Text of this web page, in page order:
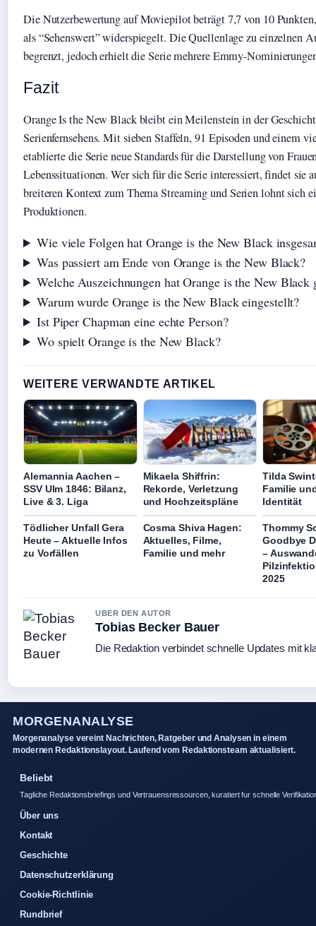
Die Nutzerbewertung auf Moviepilot beträgt 7,7 von 10
als “Sehenswert” widerspiegelt. Die Quellenlage zu einzelnen
begrenzt, jedoch erhielt die Serie mehrere Emmy-
Fazit
Orange Is the New Black bleibt ein Meilenstein in der
Serienfernsehens. Mit sieben Staffeln, 91 Episoden und einem
etablierte die Serie neue Standards für die Darstellung von
Lebenssituationen. Wer sich für die Serie interessiert, findet sie
breiteren Kontext zum Thema Streaming und Serien lohnt sich
Produktionen.
Wie viele Folgen hat Orange is the New Black
Was passiert am Ende von Orange is the New Black?
Welche Auszeichnungen hat Orange is the New Black
Warum wurde Orange is the New Black eingestellt?
Ist Piper Chapman eine echte Person?
Wo spielt Orange is the New Black?
WEITERE VERWANDTE ARTIKEL
Alemannia Aachen –
SSV Ulm 1846: Bilanz,
Live & 3. Liga
Mikaela Shiffrin:
Rekorde, Verletzung
und Hochzeitspläne
Tilda
Familie
Identität
Tödlicher Unfall Gera
Heute – Aktuelle Infos
zu Vorfällen
Cosma Shiva Hagen:
Aktuelles, Filme,
Familie und mehr
Thommy
Goodbye
–
2025
UBER DEN AUTOR
Tobias Becker Bauer
Die Redaktion verbindet schnelle Updates mit
MORGENANALYSE
Morgenanalyse vereint Nachrichten, Ratgeber und Analysen in einem
modernen Redaktionslayout. Laufend vom Redaktionsteam aktualisiert.
Beliebt
Tagliche Redaktionsbriefings und Vertrauensressourcen, kuratiert fur schnelle
Über uns
Kontakt
Geschichte
Datenschutzerklärung
Cookie-Richtlinie
Rundbrief